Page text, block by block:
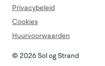
© 2026 Sol og Strand
Privacybeleid
Cookies
Huurvoorwaarden